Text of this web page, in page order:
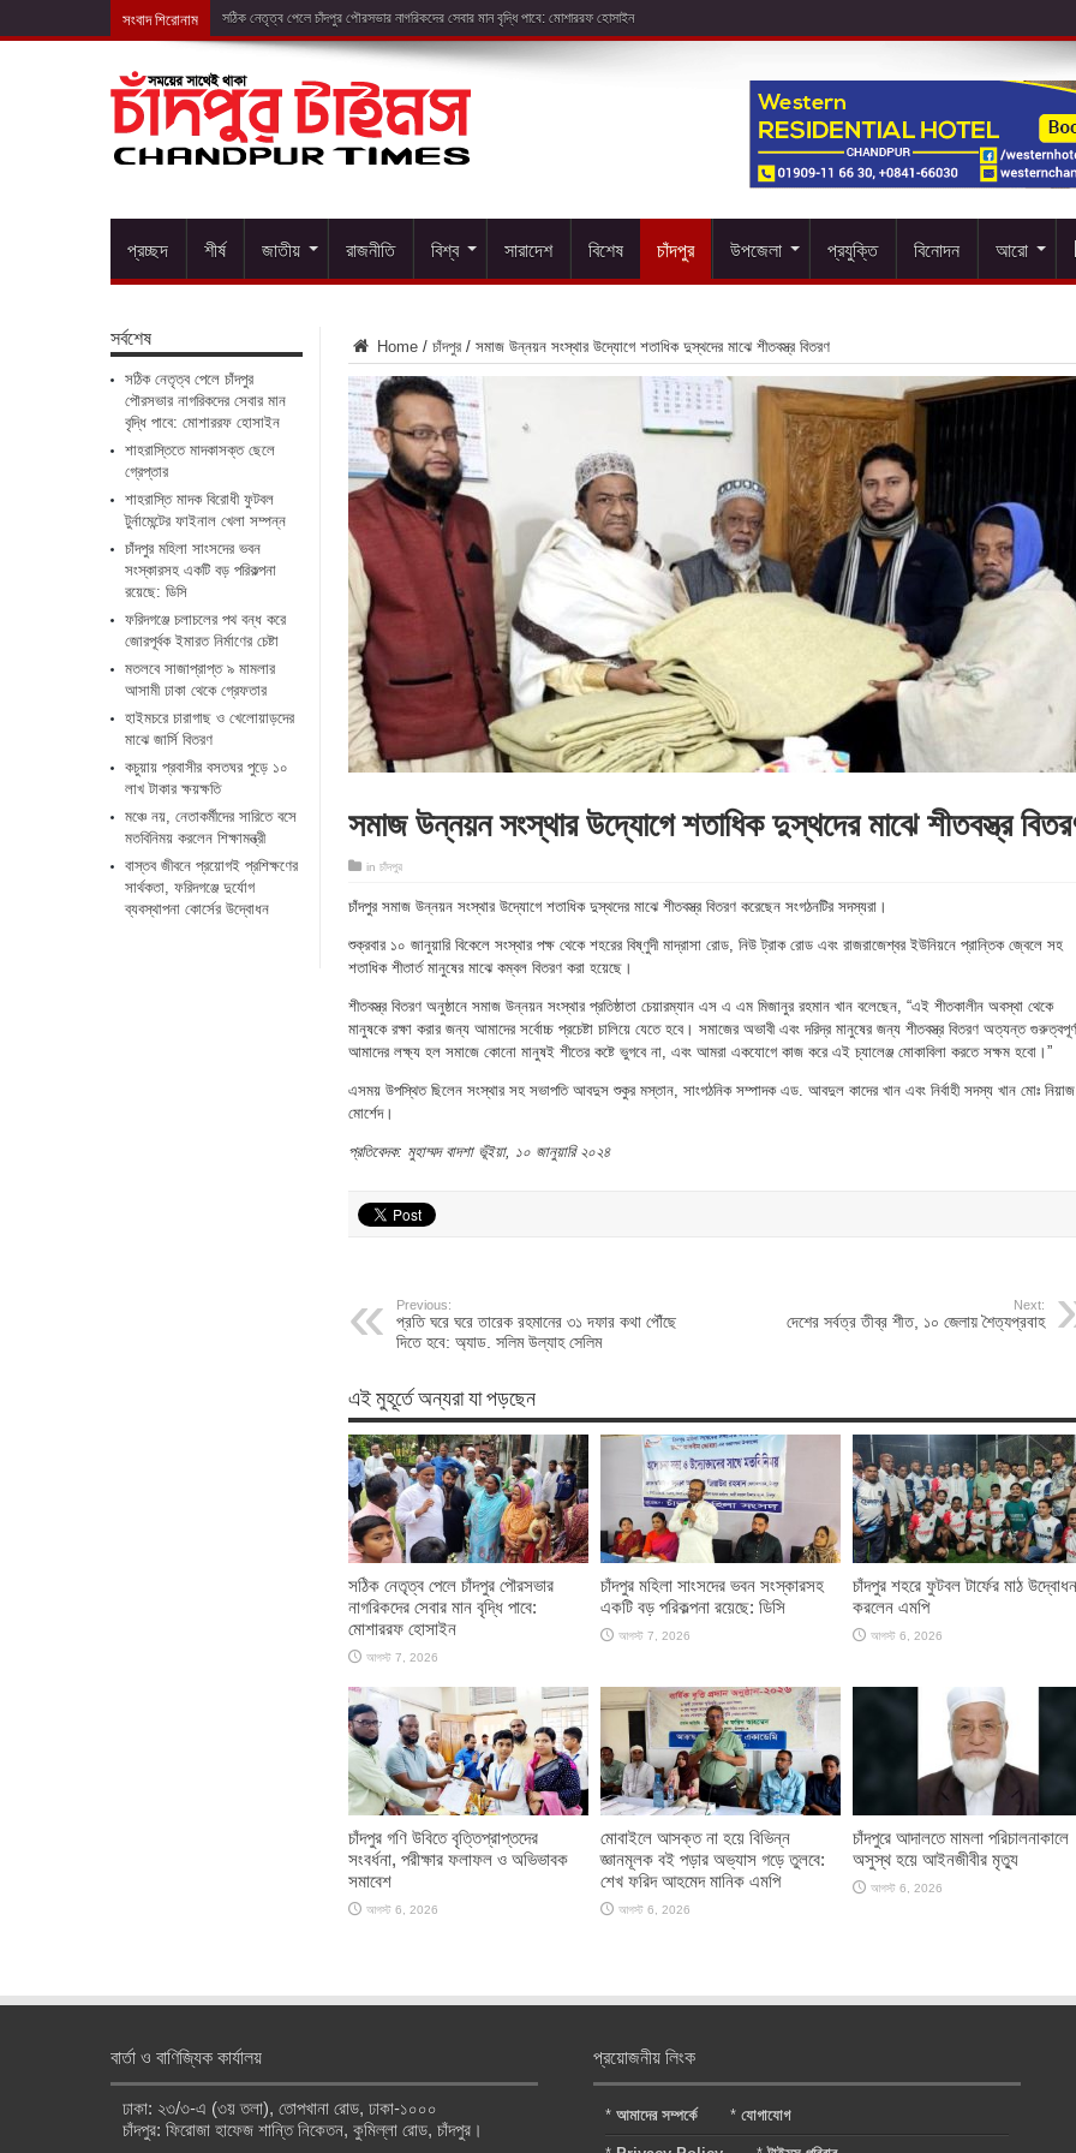
সংবাদ শিরোনাম সঠিক নেতৃত্ব পেলে চাঁদপুর পৌরসভার নাগরিকদের সেবার মান বৃদ্ধি পাবে: মোশাররফ হোসাইন
প্রচ্ছদ শীর্ষ জাতীয় রাজনীতি বিশ্ব সারাদেশ বিশেষ চাঁদপুর উপজেলা প্রযুক্তি বিনোদন আরো
Home / চাঁদপুর / সমাজ উন্নয়ন সংস্থার উদ্যোগে শতাধিক দুস্থদের মাঝে শীতবস্ত্র বিতরণ
সমাজ উন্নয়ন সংস্থার উদ্যোগে শতাধিক দুস্থদের মাঝে শীতবস্ত্র
in চাঁদপুর
চাঁদপুর সমাজ উন্নয়ন সংস্থার উদ্যোগে শতাধিক দুস্থদের মাঝে শীতবস্ত্র বিতরণ করেছেন সংগঠনটির সদস্যরা।
শুক্রবার ১০ জানুয়ারি বিকেলে সংস্থার পক্ষ থেকে শহরের বিষ্ণুদী মাদ্রাসা রোড, নিউ ট্রাক রোড এবং রাজরাজেশ্বর ইউনিয়নে প্রান্তিক জ্বেলে সহ
শতাধিক শীতার্ত মানুষের মাঝে কম্বল বিতরণ করা হয়েছে।
শীতবস্ত্র বিতরণ অনুষ্ঠানে সমাজ উন্নয়ন সংস্থার প্রতিষ্ঠাতা চেয়ারম্যান এস এ এম মিজানুর রহমান খান বলেছেন, “এই শীতকালীন অবস্থা থেকে
মানুষকে রক্ষা করার জন্য আমাদের সর্বোচ্চ প্রচেষ্টা চালিয়ে যেতে হবে। সমাজের অভাবী এবং দরিদ্র মানুষের জন্য শীতবস্ত্র বিতরণ অত্যন্ত
আমাদের লক্ষ্য হল সমাজে কোনো মানুষই শীতের কষ্টে ভুগবে না, এবং আমরা একযোগে কাজ করে এই চ্যালেঞ্জ মোকাবিলা করতে সক্ষম হবো।”
এসময় উপস্থিত ছিলেন সংস্থার সহ সভাপতি আবদুস শুকুর মস্তান, সাংগঠনিক সম্পাদক এড. আবদুল কাদের খান এবং নির্বাহী সদস্য খান মোঃ নিয়াজ
মোর্শেদ।
প্রতিবেদক: মুহাম্মদ বাদশা ভূঁইয়া, ১০ জানুয়ারি ২০২৪
Previous:
প্রতি ঘরে ঘরে তারেক রহমানের ৩১ দফার কথা পৌঁছে
দিতে হবে: অ্যাড. সলিম উল্যাহ সেলিম
Next:
দেশের সর্বত্র তীব্র শীত, ১০ জেলায় শৈত্যপ্রবাহ
এই মুহূর্তে অন্যরা যা পড়ছেন
সঠিক নেতৃত্ব পেলে চাঁদপুর পৌরসভার
নাগরিকদের সেবার মান বৃদ্ধি পাবে:
মোশাররফ হোসাইন
আগস্ট 7, 2026
চাঁদপুর মহিলা সাংসদের ভবন সংস্কারসহ
একটি বড় পরিকল্পনা রয়েছে: ডিসি
আগস্ট 7, 2026
চাঁদপুর শহরে ফুটবল টার্ফের মাঠ উদ্বোধন
করলেন এমপি
আগস্ট 6, 2026
চাঁদপুর গণি উবিতে বৃত্তিপ্রাপ্তদের
সংবর্ধনা, পরীক্ষার ফলাফল ও অভিভাবক
সমাবেশ
আগস্ট 6, 2026
মোবাইলে আসক্ত না হয়ে বিভিন্ন
জ্ঞানমূলক বই পড়ার অভ্যাস গড়ে তুলবে:
শেখ ফরিদ আহমেদ মানিক এমপি
আগস্ট 6, 2026
চাঁদপুরে আদালতে মামলা পরিচালনাকালে
অসুস্থ হয়ে আইনজীবীর মৃত্যু
আগস্ট 6, 2026
সর্বশেষ
সঠিক নেতৃত্ব পেলে চাঁদপুর
পৌরসভার নাগরিকদের সেবার মান
বৃদ্ধি পাবে: মোশাররফ হোসাইন
শাহরাস্তিতে মাদকাসক্ত ছেলে
গ্রেপ্তার
শাহরাস্তি মাদক বিরোধী ফুটবল
টুর্নামেন্টের ফাইনাল খেলা সম্পন্ন
চাঁদপুর মহিলা সাংসদের ভবন
সংস্কারসহ একটি বড় পরিকল্পনা
রয়েছে: ডিসি
ফরিদগঞ্জে চলাচলের পথ বন্ধ করে
জোরপূর্বক ইমারত নির্মাণের চেষ্টা
মতলবে সাজাপ্রাপ্ত ৯ মামলার
আসামী ঢাকা থেকে গ্রেফতার
হাইমচরে চারাগাছ ও খেলোয়াড়দের
মাঝে জার্সি বিতরণ
কচুয়ায় প্রবাসীর বসতঘর পুড়ে ১০
লাখ টাকার ক্ষয়ক্ষতি
মঞ্চে নয়, নেতাকর্মীদের সারিতে বসে
মতবিনিময় করলেন শিক্ষামন্ত্রী
​বাস্তব জীবনে প্রয়োগই প্রশিক্ষণের
সার্থকতা, ফরিদগঞ্জে দুর্যোগ
ব্যবস্থাপনা কোর্সের উদ্বোধন
বার্তা ও বাণিজ্যিক কার্যালয়
ঢাকা: ২৩/৩-এ (৩য় তলা), তোপখানা রোড, ঢাকা-১০০০
চাঁদপুর: ফিরোজা হাফেজ শান্তি নিকেতন, কুমিল্লা রোড, চাঁদপুর।
প্রয়োজনীয় লিংক
*আমাদের সম্পর্কে *যোগাযোগ